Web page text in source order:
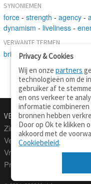
SYNONIEMEN
force - strength - agency -
dynamism - liveliness -
VERWANTE TERMEN
brightness-gusto-
VERTALEN.NU
Zinnen vertalen
Verklarend woordenboek
Vraagbaak
Professionele vertaling
Privacy & Cookies
Wij en onzepartners
technologieën om de
gebruiker af te
en ons verkeer te
informatie
bronnen hebben
Door op Ok te klikken
akkoord met de
Cookiebeleid.